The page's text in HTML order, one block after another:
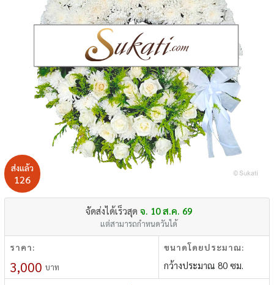
ส่งแล้ว
126
จัดส่งได้เร็วสุด จ. 10 ส.ค. 69
แต่สามารถกำหนดวันได้
ราคา:
3,000 บาท
ขนาดโดยประมาณ:
กว้างประมาณ 80 ซม.